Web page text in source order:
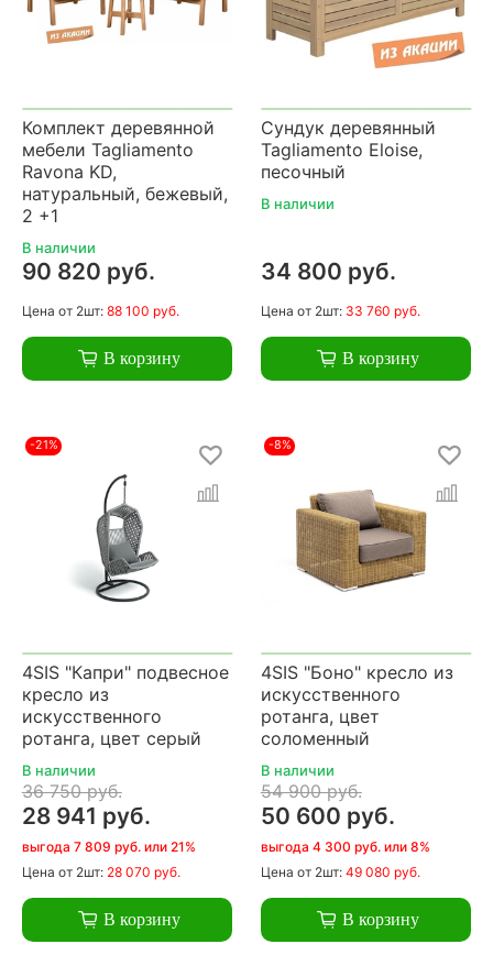
Комплект деревянной
мебели Tagliamento
Ravona KD,
натуральный, бежевый,
2 +1
В наличии
90 820 руб.
Цена от 2шт: 88 100 руб.
В корзину
Сундук деревянный
Tagliamento Eloise,
песочный
В наличии
34 800 руб.
Цена от 2шт: 33 760 руб.
В корзину
-21%
4SIS "Капри" подвесное
кресло из
искусственного
ротанга, цвет серый
В наличии
36 750 руб.
28 941 руб.
выгода 7 809 руб. или 21%
Цена от 2шт: 28 070 руб.
В корзину
-8%
4SIS "Боно" кресло из
искусственного
ротанга, цвет
соломенный
В наличии
54 900 руб.
50 600 руб.
выгода 4 300 руб. или 8%
Цена от 2шт: 49 080 руб.
В корзину